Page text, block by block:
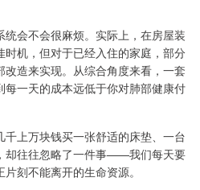
会不会很麻烦。实际上，在房屋装
机，但对于已经入住的家庭，部分
造来实现。从综合角度来看，一套
一天的成本远低于你对肺部健康付
上万块钱买一张舒适的床垫、一台
却往往忽略了一件事——我们每天要
刻不能离开的生命资源。